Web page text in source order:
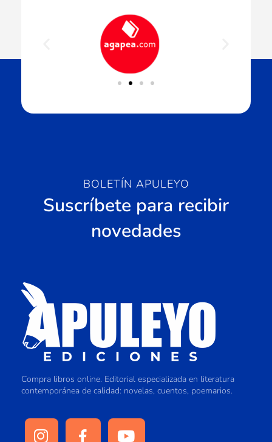
BOLETÍN APULEYO
Suscríbete para recibir
novedades
Compra libros online. Editorial especializada en literatura
contemporánea de calidad: novelas, cuentos, poemarios.